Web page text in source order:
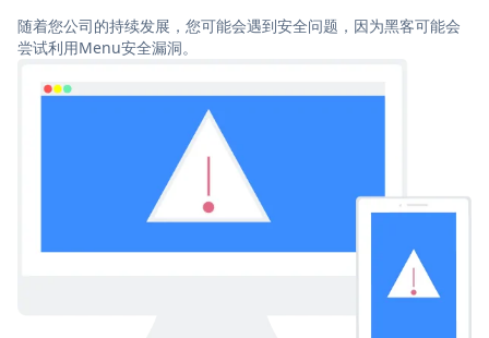
随着您公司的持续发展，您可能会遇到安全问题，因为黑客可能会
尝试利用Menu安全漏洞。